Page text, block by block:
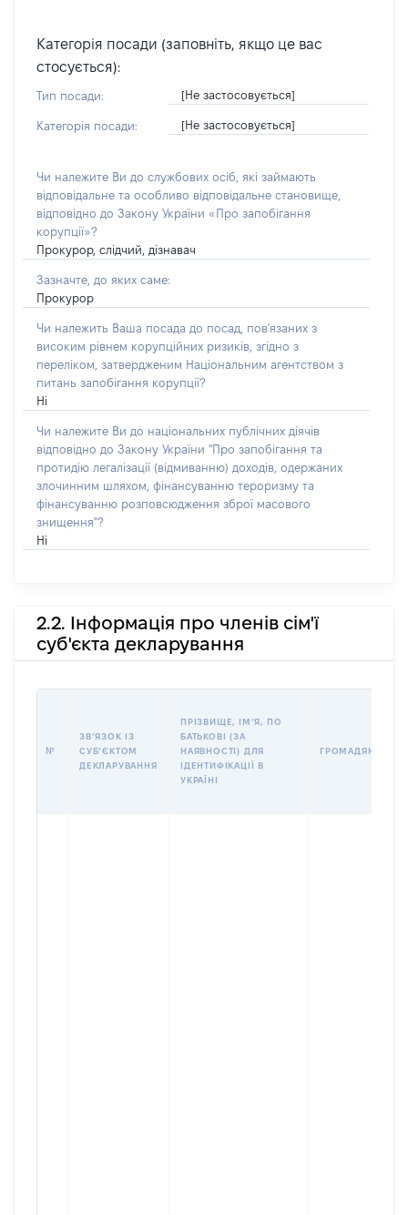
Категорія посади (заповніть, якщо це вас
стосується):
Тип посади: [Не застосовується]
Категорія посади: [Не застосовується]
Чи належите Ви до службових осіб, які займають
відповідальне та особливо відповідальне становище,
відповідно до Закону України «Про запобігання
корупції»?
Прокурор, слідчий, дізнавач
Зазначте, до яких саме:
Прокурор
Чи належить Ваша посада до посад, пов'язаних з
високим рівнем корупційних ризиків, згідно з
переліком, затвердженим Національним агентством з
питань запобігання корупції?
Ні
Чи належите Ви до національних публічних діячів
відповідно до Закону України "Про запобігання та
протидію легалізації (відмиванню) доходів, одержаних
злочинним шляхом, фінансуванню тероризму та
фінансуванню розповсюдження зброї масового
знищення"?
Ні
2.2. Інформація про членів сім'ї
суб'єкта декларування
№
ЗВʼЯЗОК ІЗ
СУБʼЄКТОМ
ДЕКЛАРУВАННЯ
ПРІЗВИЩЕ, ІМʼЯ, ПО
БАТЬКОВІ (ЗА
НАЯВНОСТІ) ДЛЯ
ІДЕНТИФІКАЦІЇ В
УКРАЇНІ
ГРОМАДЯНСТВО